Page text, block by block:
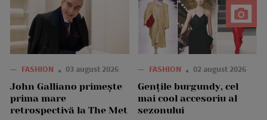
— FASHION 03 august 2026
John Galliano primește
prima mare
retrospectivă la The Met
— FASHION 02 august 2026
Gențile burgundy, cel
mai cool accesoriu al
sezonului